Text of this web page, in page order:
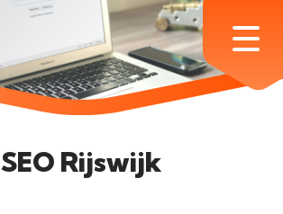
Menu
SEO Rijswijk